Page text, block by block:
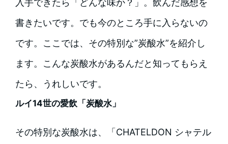
入手できたら「どんな味か？」。飲んだ感想を
書きたいです。でも今のところ手に入らないの
です。ここでは、その特別な”炭酸水”を紹介し
ます。こんな炭酸水があるんだと知ってもらえ
たら、うれしいです。
ルイ14世の愛飲「炭酸水」
その特別な炭酸水は、「CHATELDON シャテル